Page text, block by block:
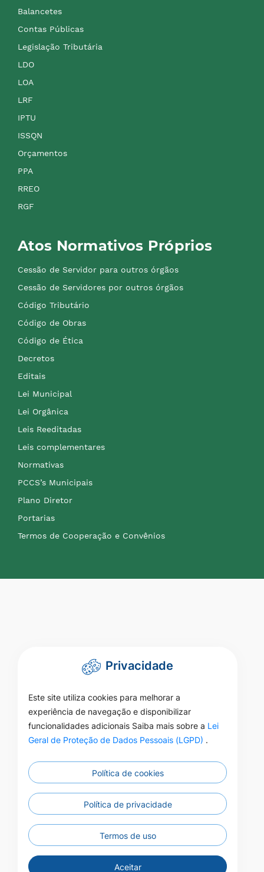
Balancetes
Contas Públicas
Legislação Tributária
LDO
LOA
LRF
IPTU
ISSQN
Orçamentos
PPA
RREO
RGF
Atos Normativos Próprios
Cessão de Servidor para outros órgãos
Cessão de Servidores por outros órgãos
Código Tributário
Código de Obras
Código de Ética
Decretos
Editais
Lei Municipal
Lei Orgânica
Leis Reeditadas
Leis complementares
Normativas
PCCS’s Municipais
Plano Diretor
Portarias
Termos de Cooperação e Convênios
Privacidade
Este site utiliza cookies para melhorar a
experiência de navegação e disponibilizar
funcionalidades adicionais Saiba mais sobre a Lei
Geral de Proteção de Dados Pessoais (LGPD) .
Política de cookies
Política de privacidade
Termos de uso
Aceitar